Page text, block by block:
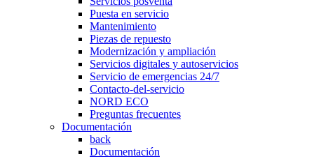
Puesta en servicio
Mantenimiento
Piezas de repuesto
Modernización y ampliación
Servicios digitales y autoservicios
Servicio de emergencias 24/7
Contacto-del-servicio
NORD ECO
Preguntas frecuentes
Documentación
back
Documentación